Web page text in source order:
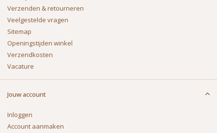
Verzenden & retourneren
Veelgestelde vragen
Sitemap
Openingstijden winkel
Verzendkosten
Vacature
Jouw account
Inloggen
Account aanmaken